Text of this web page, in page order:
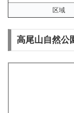
区域
高尾山自然公